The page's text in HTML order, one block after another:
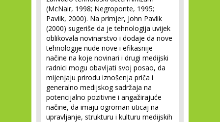
(McNair, 1998; Negroponte, 1995;
Pavlik, 2000). Na primjer, John Pavlik
(2000) sugeriše da je tehnologija uvijek
oblikovala novinarstvo i dodaje da nove
tehnologije nude nove i efikasnije
načine na koje novinari i drugi medijski
radnici mogu obavljati svoj posao, da
mijenjaju prirodu iznošenja priča i
generalno medijskog sadržaja na
potencijalno pozitivne i angažirajuće
načine, da imaju ogroman uticaj na
upravljanje, strukturu i kulturu medijskih